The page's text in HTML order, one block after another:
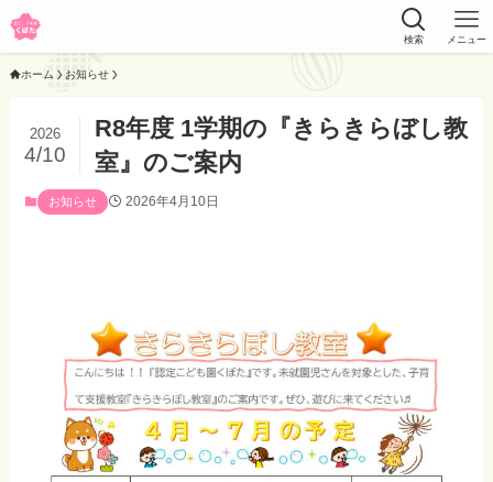
検索 メニュー
ホーム お知らせ
R8年度 1学期の『きらきらぼし教
室』のご案内
2026
4/10
お知らせ 2026年4月10日